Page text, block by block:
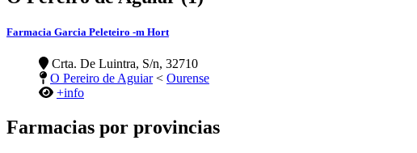
Farmacia Garcia Peleteiro -m Hort
Crta. De Luintra, S/n, 32710
O Pereiro de Aguiar< Ourense
+info
Farmacias por provincias